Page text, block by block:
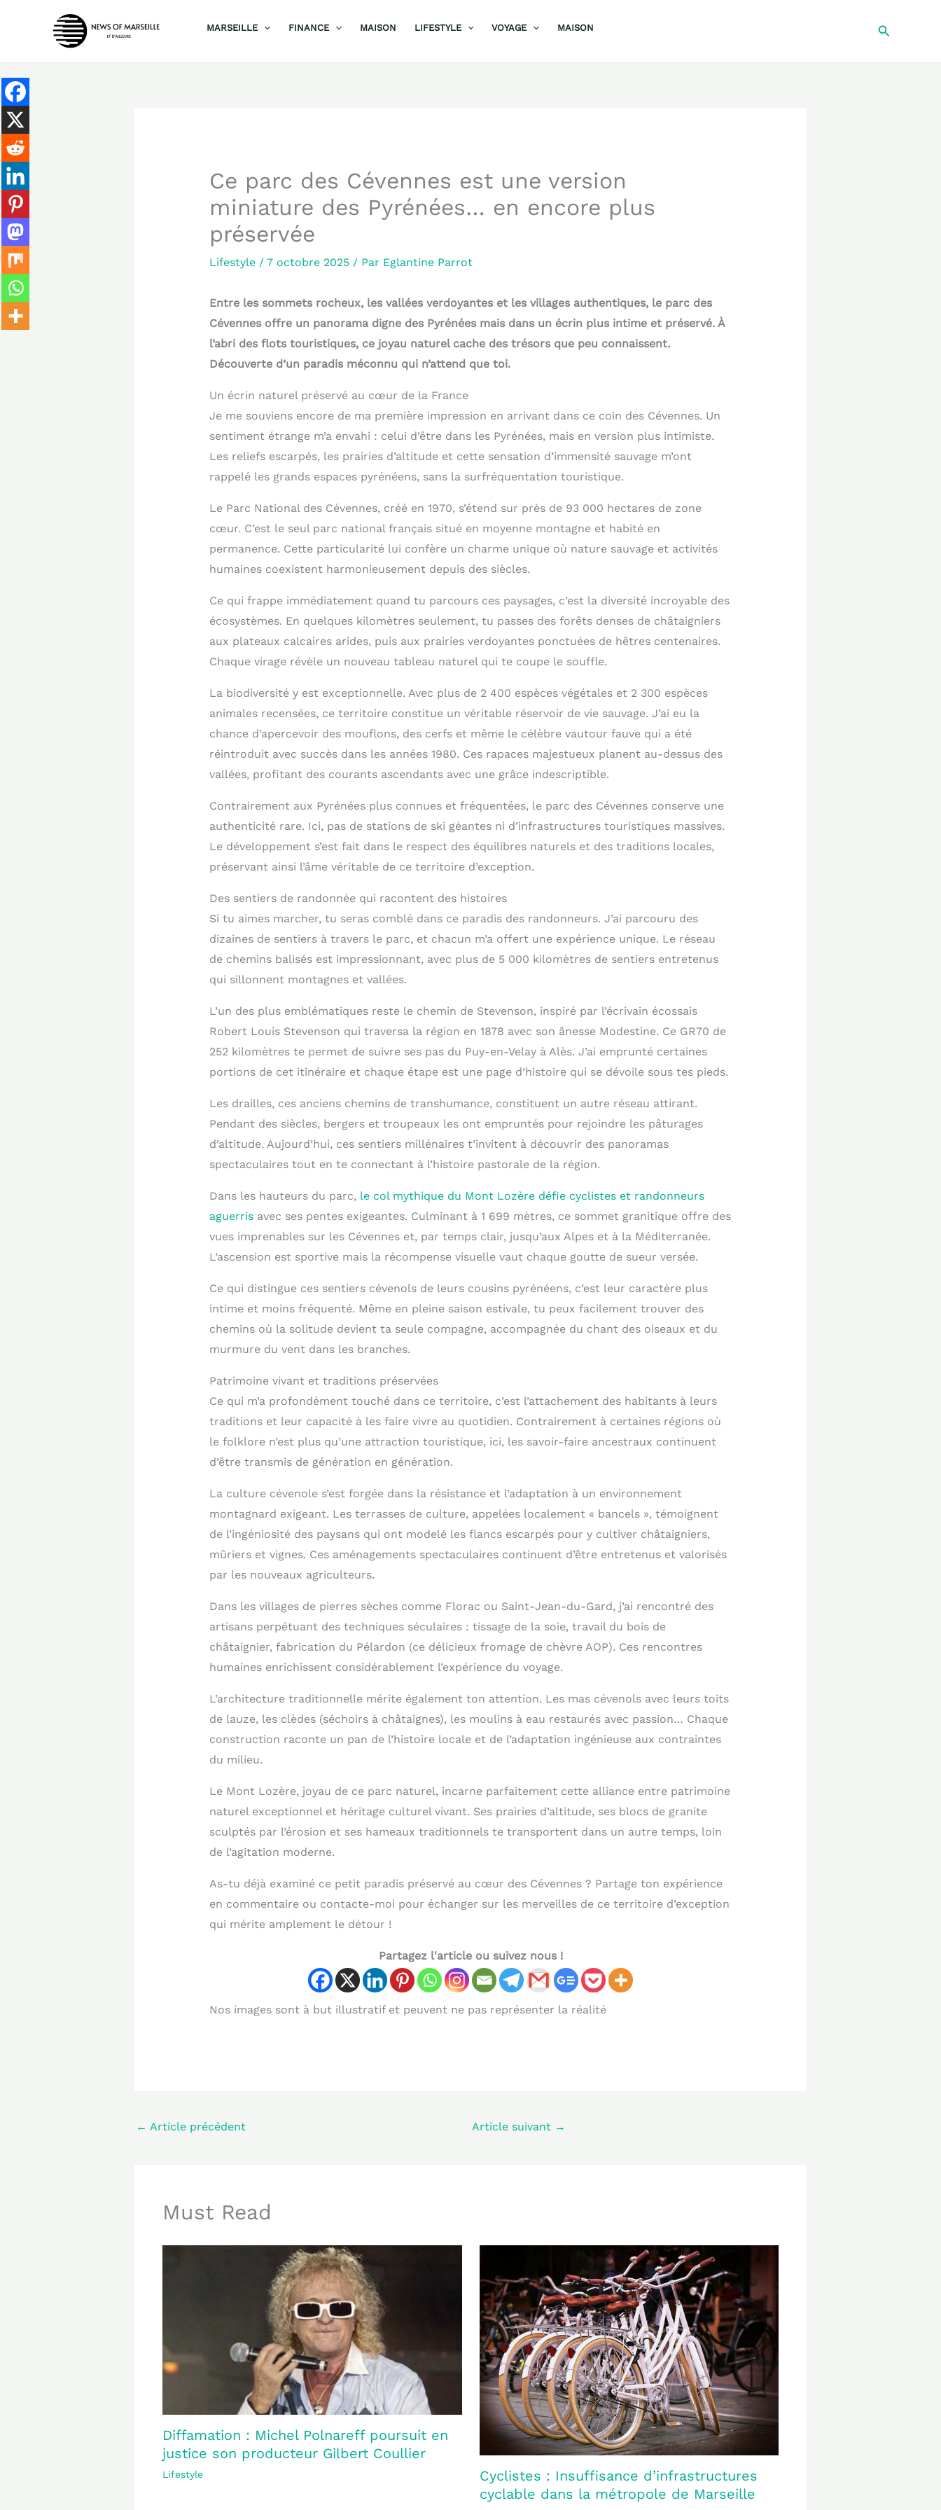
MARSEILLE FINANCE MAISON LIFESTYLE VOYAGE MAISON
Ce parc des Cévennes est une version
miniature des Pyrénées… en encore plus
préservée
Lifestyle/ 7 octobre 2025 / Par Eglantine Parrot
Entre les sommets rocheux, les vallées verdoyantes et les villages authentiques, le parc des
Cévennes offre un panorama digne des Pyrénées mais dans un écrin plus intime et préservé. À
l’abri des flots touristiques, ce joyau naturel cache des trésors que peu connaissent.
Découverte d’un paradis méconnu qui n’attend que toi.
Un écrin naturel préservé au cœur de la France
Je me souviens encore de ma première impression en arrivant dans ce coin des Cévennes. Un
sentiment étrange m’a envahi : celui d’être dans les Pyrénées, mais en version plus intimiste.
Les reliefs escarpés, les prairies d’altitude et cette sensation d’immensité sauvage m’ont
rappelé les grands espaces pyrénéens, sans la surfréquentation touristique.
Le Parc National des Cévennes, créé en 1970, s’étend sur près de 93 000 hectares de zone
cœur. C’est le seul parc national français situé en moyenne montagne et habité en
permanence. Cette particularité lui confère un charme unique où nature sauvage et activités
humaines coexistent harmonieusement depuis des siècles.
Ce qui frappe immédiatement quand tu parcours ces paysages, c’est la diversité incroyable des
écosystèmes. En quelques kilomètres seulement, tu passes des forêts denses de châtaigniers
aux plateaux calcaires arides, puis aux prairies verdoyantes ponctuées de hêtres centenaires.
Chaque virage révèle un nouveau tableau naturel qui te coupe le souffle.
La biodiversité y est exceptionnelle. Avec plus de 2 400 espèces végétales et 2 300 espèces
animales recensées, ce territoire constitue un véritable réservoir de vie sauvage. J’ai eu la
chance d’apercevoir des mouflons, des cerfs et même le célèbre vautour fauve qui a été
réintroduit avec succès dans les années 1980. Ces rapaces majestueux planent au-dessus des
vallées, profitant des courants ascendants avec une grâce indescriptible.
Contrairement aux Pyrénées plus connues et fréquentées, le parc des Cévennes conserve une
authenticité rare. Ici, pas de stations de ski géantes ni d’infrastructures touristiques massives.
Le développement s’est fait dans le respect des équilibres naturels et des traditions locales,
préservant ainsi l’âme véritable de ce territoire d’exception.
Des sentiers de randonnée qui racontent des histoires
Si tu aimes marcher, tu seras comblé dans ce paradis des randonneurs. J’ai parcouru des
dizaines de sentiers à travers le parc, et chacun m’a offert une expérience unique. Le réseau
de chemins balisés est impressionnant, avec plus de 5 000 kilomètres de sentiers entretenus
qui sillonnent montagnes et vallées.
L’un des plus emblématiques reste le chemin de Stevenson, inspiré par l’écrivain écossais
Robert Louis Stevenson qui traversa la région en 1878 avec son ânesse Modestine. Ce GR70 de
252 kilomètres te permet de suivre ses pas du Puy-en-Velay à Alès. J’ai emprunté certaines
portions de cet itinéraire et chaque étape est une page d’histoire qui se dévoile sous tes pieds.
Les drailles, ces anciens chemins de transhumance, constituent un autre réseau attirant.
Pendant des siècles, bergers et troupeaux les ont empruntés pour rejoindre les pâturages
d’altitude. Aujourd’hui, ces sentiers millénaires t’invitent à découvrir des panoramas
spectaculaires tout en te connectant à l’histoire pastorale de la région.
Dans les hauteurs du parc, le col mythique du Mont Lozère défie cyclistes et randonneurs
aguerrisavec ses pentes exigeantes. Culminant à 1 699 mètres, ce sommet granitique offre des
vues imprenables sur les Cévennes et, par temps clair, jusqu’aux Alpes et à la Méditerranée.
L’ascension est sportive mais la récompense visuelle vaut chaque goutte de sueur versée.
Ce qui distingue ces sentiers cévenols de leurs cousins pyrénéens, c’est leur caractère plus
intime et moins fréquenté. Même en pleine saison estivale, tu peux facilement trouver des
chemins où la solitude devient ta seule compagne, accompagnée du chant des oiseaux et du
murmure du vent dans les branches.
Patrimoine vivant et traditions préservées
Ce qui m’a profondément touché dans ce territoire, c’est l’attachement des habitants à leurs
traditions et leur capacité à les faire vivre au quotidien. Contrairement à certaines régions où
le folklore n’est plus qu’une attraction touristique, ici, les savoir-faire ancestraux continuent
d’être transmis de génération en génération.
La culture cévenole s’est forgée dans la résistance et l’adaptation à un environnement
montagnard exigeant. Les terrasses de culture, appelées localement « bancels », témoignent
de l’ingéniosité des paysans qui ont modelé les flancs escarpés pour y cultiver châtaigniers,
mûriers et vignes. Ces aménagements spectaculaires continuent d’être entretenus et valorisés
par les nouveaux agriculteurs.
Dans les villages de pierres sèches comme Florac ou Saint-Jean-du-Gard, j’ai rencontré des
artisans perpétuant des techniques séculaires : tissage de la soie, travail du bois de
châtaignier, fabrication du Pélardon (ce délicieux fromage de chèvre AOP). Ces rencontres
humaines enrichissent considérablement l’expérience du voyage.
L’architecture traditionnelle mérite également ton attention. Les mas cévenols avec leurs toits
de lauze, les clèdes (séchoirs à châtaignes), les moulins à eau restaurés avec passion… Chaque
construction raconte un pan de l’histoire locale et de l’adaptation ingénieuse aux contraintes
du milieu.
Le Mont Lozère, joyau de ce parc naturel, incarne parfaitement cette alliance entre patrimoine
naturel exceptionnel et héritage culturel vivant. Ses prairies d’altitude, ses blocs de granite
sculptés par l’érosion et ses hameaux traditionnels te transportent dans un autre temps, loin
de l’agitation moderne.
As-tu déjà examiné ce petit paradis préservé au cœur des Cévennes ? Partage ton expérience
en commentaire ou contacte-moi pour échanger sur les merveilles de ce territoire d’exception
qui mérite amplement le détour !
Partagez l'article ou suivez nous !
Nos images sont à but illustratif et peuvent ne pas représenter la réalité
← Article précédent Article suivant →
Must Read
Diffamation : Michel Polnareff poursuit en
justice son producteur Gilbert Coullier
Lifestyle
Cyclistes : Insuffisance d’infrastructures
cyclable dans la métropole de Marseille